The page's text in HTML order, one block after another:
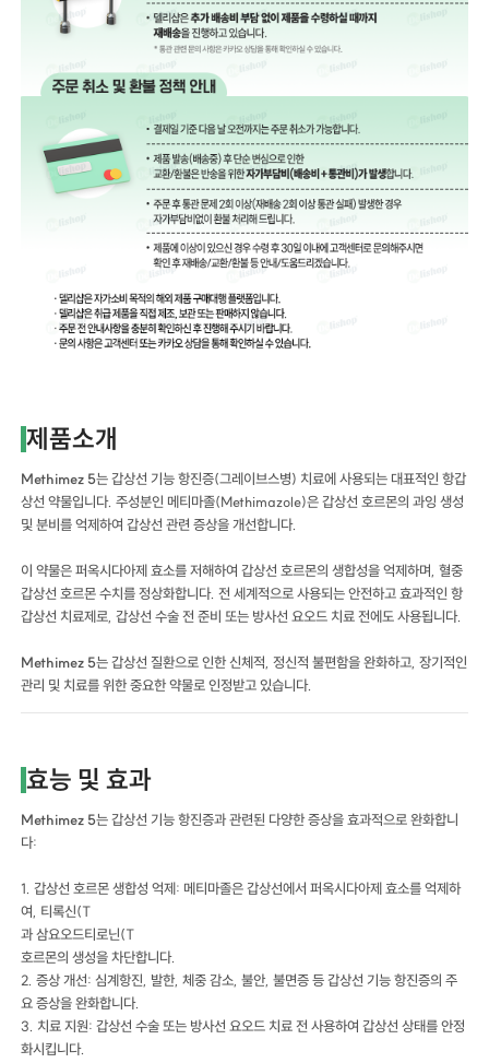
제품소개
Methimez 5는 갑상선 기능 항진증(그레이브스병) 치료에 사용되는 대표적인 항갑
상선 약물입니다. 주성분인 메티마졸(Methimazole)은 갑상선 호르몬의 과잉 생성
및 분비를 억제하여 갑상선 관련 증상을 개선합니다.
이 약물은 퍼옥시다아제 효소를 저해하여 갑상선 호르몬의 생합성을 억제하며, 혈중
갑상선 호르몬 수치를 정상화합니다. 전 세계적으로 사용되는 안전하고 효과적인 항
갑상선 치료제로, 갑상선 수술 전 준비 또는 방사선 요오드 치료 전에도 사용됩니다.
Methimez 5는 갑상선 질환으로 인한 신체적, 정신적 불편함을 완화하고, 장기적인
관리 및 치료를 위한 중요한 약물로 인정받고 있습니다.
효능 및 효과
Methimez 5는 갑상선 기능 항진증과 관련된 다양한 증상을 효과적으로 완화합니
다:
1. 갑상선 호르몬 생합성 억제: 메티마졸은 갑상선에서 퍼옥시다아제 효소를 억제하
여, 티록신(T
과 삼요오드티로닌(T
호르몬의 생성을 차단합니다.
2. 증상 개선: 심계항진, 발한, 체중 감소, 불안, 불면증 등 갑상선 기능 항진증의 주
요 증상을 완화합니다.
3. 치료 지원: 갑상선 수술 또는 방사선 요오드 치료 전 사용하여 갑상선 상태를 안정
화시킵니다.